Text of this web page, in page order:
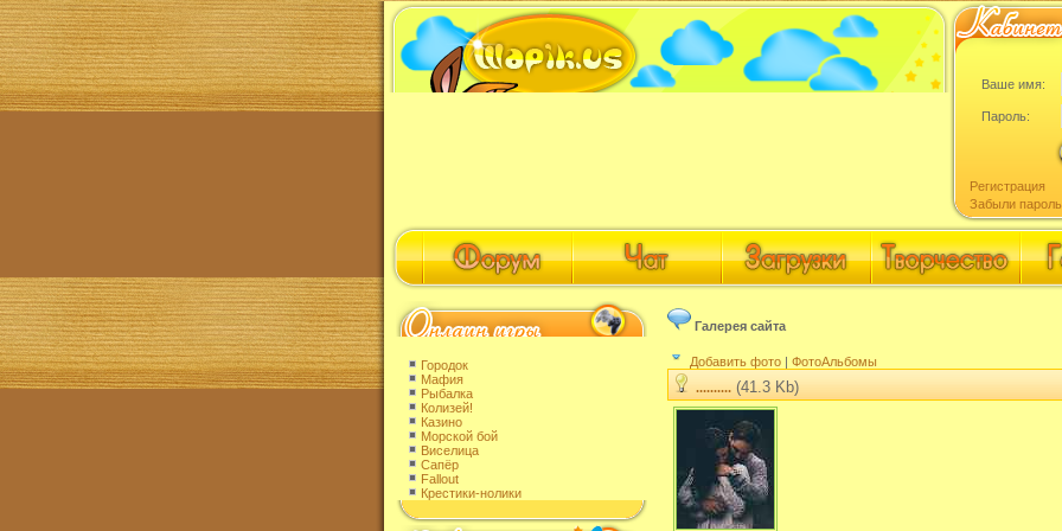
Ваше имя:
Пароль:
Регистрация
Забыли
Городок
Мафия
Рыбалка
Колизей!
Казино
Морской бой
Виселица
Сапёр
Fallout
Крестики-нолики
Галерея сайта
Добавить фото | ФотоАльбомы
.......... (41.3 Kb)